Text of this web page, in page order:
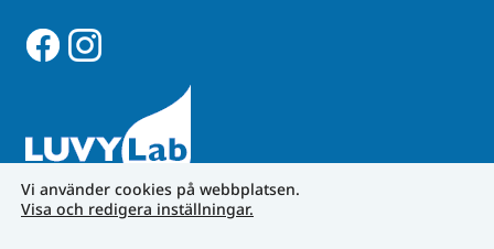
Vi använder cookies på webbplatsen.
Visa och redigera inställningar.